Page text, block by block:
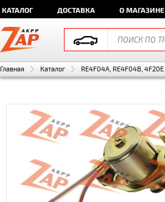
КАТАЛОГ ДОСТАВКА О МАГАЗИНЕ
Главная Каталог RE4F04A, RE4F04B, 4F20E